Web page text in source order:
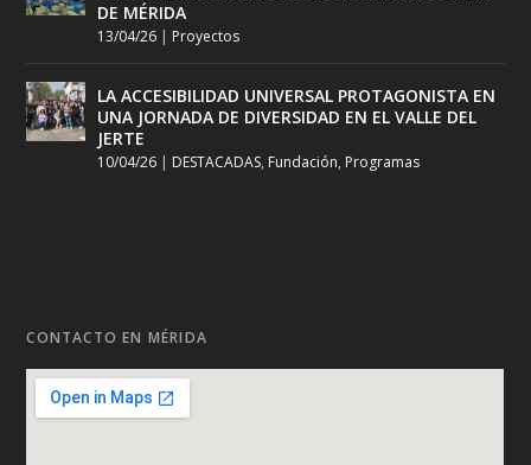
DE MÉRIDA
13/04/26 | Proyectos
LA ACCESIBILIDAD UNIVERSAL PROTAGONISTA EN
UNA JORNADA DE DIVERSIDAD EN EL VALLE DEL
JERTE
10/04/26 | DESTACADAS, Fundación, Programas
CONTACTO EN MÉRIDA